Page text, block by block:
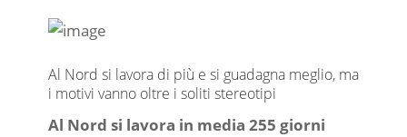
Al Nord si lavora di più e si guadagna meglio, ma
i motivi vanno oltre i soliti stereotipi
Al Nord si lavora in media 255 giorni